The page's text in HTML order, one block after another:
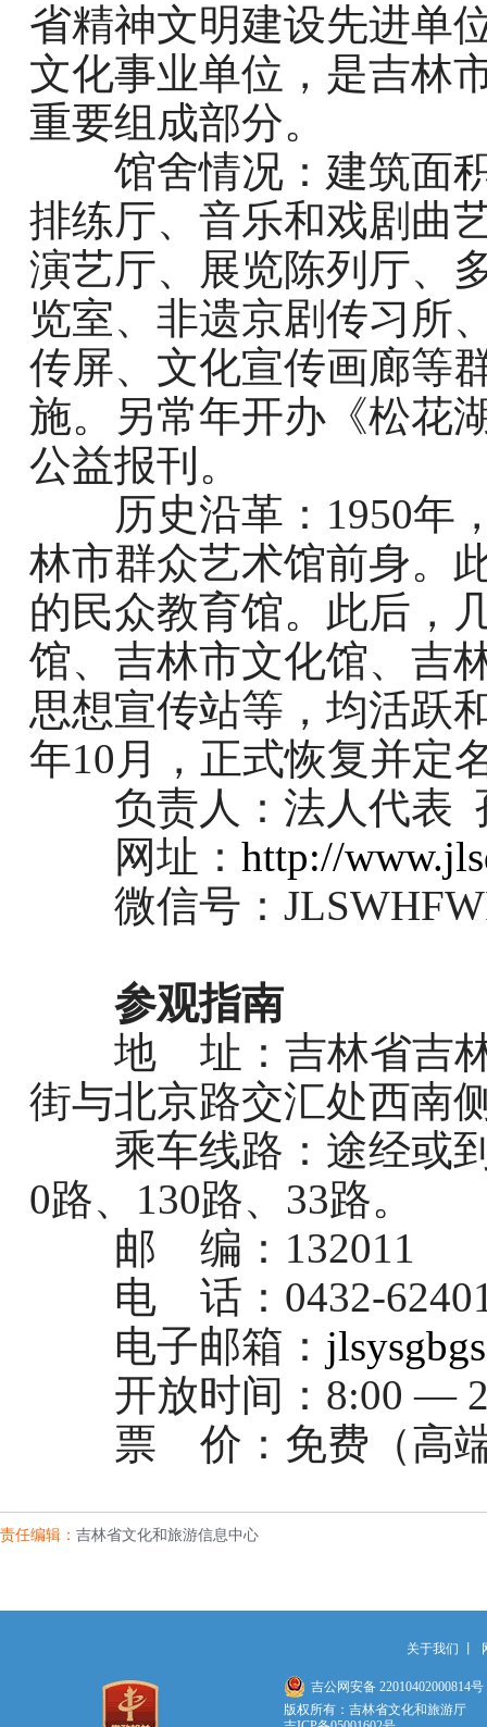
省精神文明建设先进单
文化事业单位，是吉林
重要组成部分。
馆舍情况 ：建筑面
排练厅、音乐和戏剧曲
演艺厅、展览陈列厅、
览室、非遗京剧传习所
传屏、文化宣传画廊等
施。另常年开办《松花
公益报刊。
历史沿革 ： 1950年
林市群众艺术馆前身。
的民众教育馆。此后，
馆、吉林市文化馆、吉
思想宣传站等，均活跃
年10 月，正式恢复并定
负责人： 法人代表
网址： http://
微信号：
参观指南
地 址： 吉林省吉
街与北京路交汇处西南
乘车线路： 途经或
0路、 130路、 33路。
邮 编： 132011
电 话 ： 0432-
电子邮箱：
开放时间： 8:00 —
票 价： 免费（高
责任编辑： 吉林省文化和旅游信息中心
关于我们
吉公网安备 22010402000814号
版权所有：吉林省文化和旅游厅